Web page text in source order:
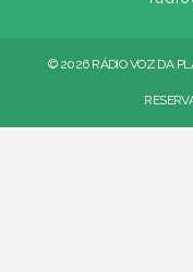
© 2026 RÁDIO VOZ DA